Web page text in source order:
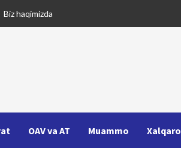
Biz haqimizda
OAV va AT Muammo Xalqaro